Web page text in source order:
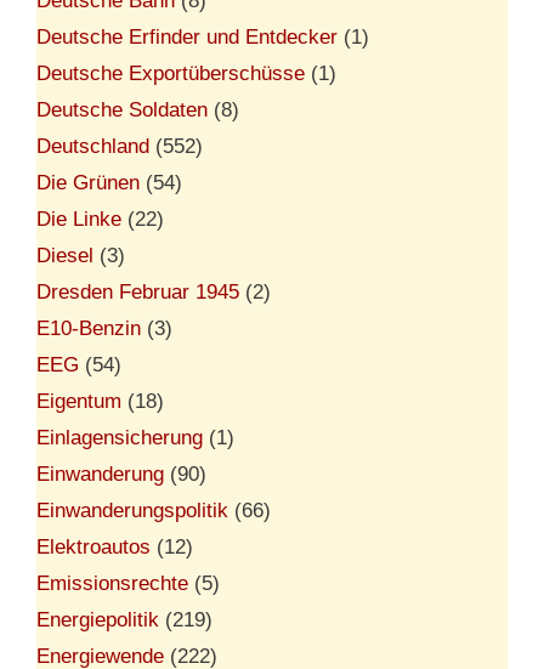
Deutsche Erfinder und Entdecker (1)
Deutsche Exportüberschüsse (1)
Deutsche Soldaten (8)
Deutschland (552)
Die Grünen (54)
Die Linke (22)
Diesel (3)
Dresden Februar 1945 (2)
E10-Benzin (3)
EEG (54)
Eigentum (18)
Einlagensicherung (1)
Einwanderung (90)
Einwanderungspolitik (66)
Elektroautos (12)
Emissionsrechte (5)
Energiepolitik (219)
Energiewende (222)